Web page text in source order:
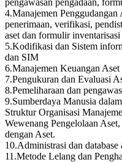
4.Manajemen
penerimaan, verifikasi,
aset dan formulir
5.Kodifikasi dan Sistem
dan SIM
6.Manajemen Keuangan
7.Pengukuran dan Evaluasi
8.Pemeliharaan dan
9.Sumberdaya Manusia
Struktur Organisasi
Wewenang Pengelolaan
dengan Aset.
10.Administrasi dan database
11.Metode Lelang dan